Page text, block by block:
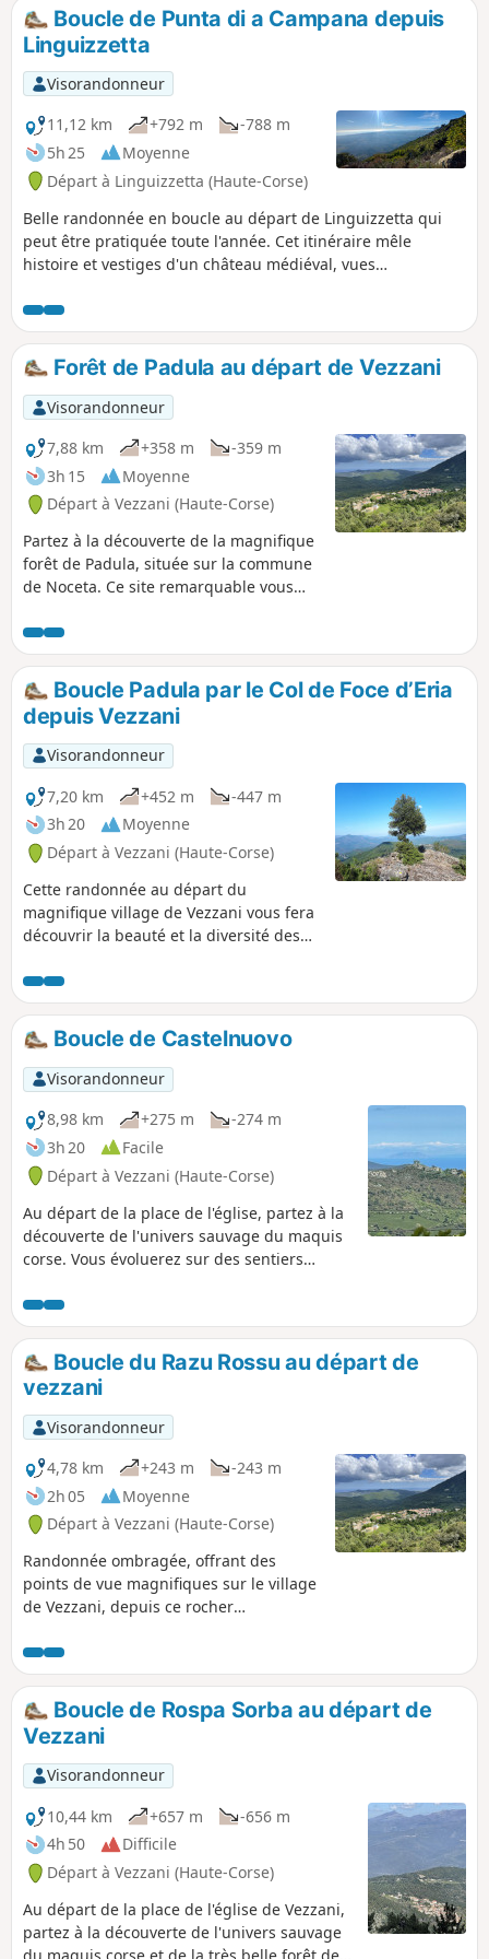
explicatif avec plus de détails sur
l'histoire de cet endroit magique. Bonne
balade !
oublié de Saint-Vincent et sa chapelle, puis les bergeries I
Peri. On peut bien sûr (!!) écourter la randonnée .
Boucle de Punta di a Campana depuis
Linguizzetta
Visorandonneur
11,12 km
+792 m
-788 m
5h 25
Moyenne
Départ à Linguizzetta (Haute-Corse)
Belle randonnée en boucle au départ de Linguizzetta qui
peut être pratiquée toute l'année. Cet itinéraire mêle
histoire et vestiges d'un château médiéval, vues
Cristo et Madalenna. Le chemin est facile, bien tracé et
présente un dénivelé intéressant, à faire.
Forêt de Padula au départ de Vezzani
Visorandonneur
7,88 km
+358 m
-359 m
3h 15
Moyenne
Départ à Vezzani (Haute-Corse)
Partez à la découverte de la magnifique
forêt de Padula, située sur la commune
de Noceta. Ce site remarquable vous
mares "i chjassi di e padule", une partie
de cette très belle forêt, ainsi que
plusieurs thématiques sur la géologie,
la faune et la flore, au travers d'un
parcours pédagogique balisé. Vous
profiterez également de plusieurs
points hauts qui vous offriront de
magnifiques points de vues. Parcours
ombragé dans sa quasi totalité, ce qui
en fait une randonnée particulièrement
agréable par temps chaud.
Boucle Padula par le Col de Foce d’Eria
depuis Vezzani
Visorandonneur
7,20 km
+452 m
-447 m
3h 20
Moyenne
Départ à Vezzani (Haute-Corse)
Cette randonnée au départ du
magnifique village de Vezzani vous fera
découvrir la beauté et la diversité des
Vous traverserez ainsi des
châtaigneraies, une magnifique forêt de
pins Lariccio. Vous profiterez de points
de vue magnifiques qui vous en
mettront plein la vue.
Boucle de Castelnuovo
Visorandonneur
8,98 km
+275 m
-274 m
3h 20
Facile
Départ à Vezzani (Haute-Corse)
Au départ de la place de l'église, partez à la
découverte de l'univers sauvage du maquis
corse. Vous évoluerez sur des sentiers
troupeaux de chèvres et de brebis, sur la
ligne de crête séparant les vallées du
Tavignanu et du Tagnone. Vous profiterez de
panoramas exceptionnels sur les chaînes
montagneuses environnantes et sur l'île de
Monte Cristo.
Boucle du Razu Rossu au départ de
vezzani
Visorandonneur
4,78 km
+243 m
-243 m
2h 05
Moyenne
Départ à Vezzani (Haute-Corse)
Randonnée ombragée, offrant des
points de vue magnifiques sur le village
de Vezzani, depuis ce rocher
Boucle de Rospa Sorba au départ de
Vezzani
Visorandonneur
10,44 km
+657 m
-656 m
4h 50
Difficile
Départ à Vezzani (Haute-Corse)
Au départ de la place de l'église de Vezzani,
partez à la découverte de l'univers sauvage